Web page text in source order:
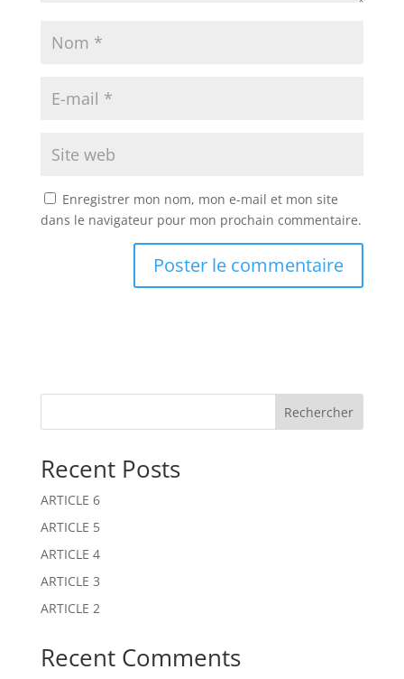
Enregistrer mon nom, mon e-mail et mon site
dans le navigateur pour mon prochain commentaire.
i
e
:
Rechercher
Recent Posts
ARTICLE 6
ARTICLE 5
ARTICLE 4
ARTICLE 3
ARTICLE 2
Recent Comments